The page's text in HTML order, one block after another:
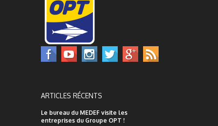
ARTICLES RÉCENTS
Le bureau du MEDEF visite les
entreprises du Groupe OPT !